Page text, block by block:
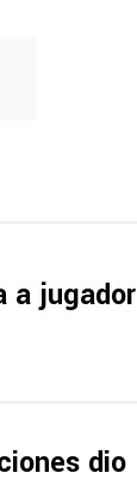
a jugador
dio